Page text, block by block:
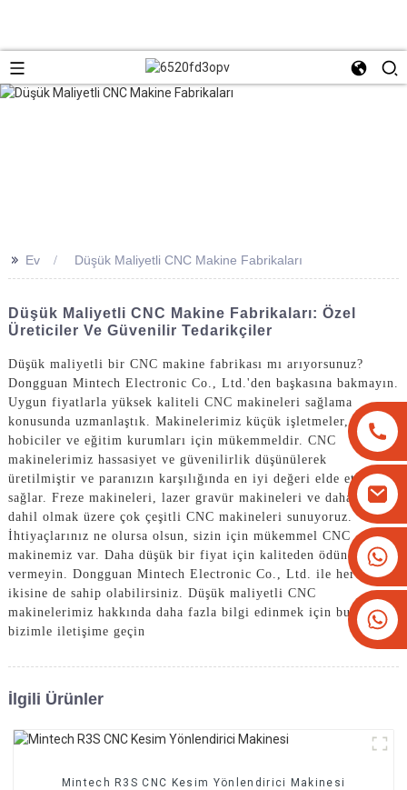
+8613825779334
+16266628193
>> Ev Düşük Maliyetli CNC Makine Fabrikaları
Düşük Maliyetli CNC Makine Fabrikaları: Özel
Üreticiler Ve Güvenilir Tedarikçiler
Düşük maliyetli bir CNC makine fabrikası mı arıyorsunuz?
Dongguan Mintech Electronic Co., Ltd.'den başkasına bakmayın.
Uygun fiyatlarla yüksek kaliteli CNC makineleri sağlama
konusunda uzmanlaştık. Makinelerimiz küçük işletmeler,
hobiciler ve eğitim kurumları için mükemmeldir. CNC
makinelerimiz hassasiyet ve güvenilirlik düşünülerek
üretilmiştir ve paranızın karşılığında en iyi değeri elde etmenizi
sağlar. Freze makineleri, lazer gravür makineleri ve daha fazlası
dahil olmak üzere çok çeşitli CNC makineleri sunuyoruz.
İhtiyaçlarınız ne olursa olsun, sizin için mükemmel CNC
makinemiz var. Daha düşük bir fiyat için kaliteden ödün
vermeyin. Dongguan Mintech Electronic Co., Ltd. ile her
ikisine de sahip olabilirsiniz. Düşük maliyetli CNC
makinelerimiz hakkında daha fazla bilgi edinmek için bugün
bizimle iletişime geçin
İlgili Ürünler
Mintech R3S CNC Kesim Yönlendirici Makinesi